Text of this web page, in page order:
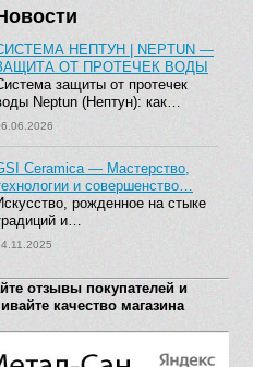
НЕПТУН | NEPTUN —
ОТ ПРОТЕЧЕК ВОДЫ
защиты от протечек
Neptun (Нептун): как…
Ceramica — Мастерство,
и совершенство…
рожденное на стыке
и…
отзывы покупателей и
качество магазина